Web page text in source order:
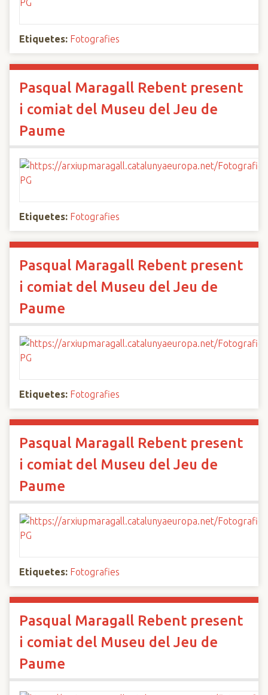
Etiquetes: Fotografies
Pasqual Maragall Rebent present
i comiat del Museu del Jeu de
Paume
Etiquetes: Fotografies
Pasqual Maragall Rebent present
i comiat del Museu del Jeu de
Paume
Etiquetes: Fotografies
Pasqual Maragall Rebent present
i comiat del Museu del Jeu de
Paume
Etiquetes: Fotografies
Pasqual Maragall Rebent present
i comiat del Museu del Jeu de
Paume